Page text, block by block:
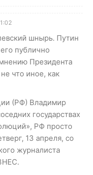
шнырь. Путин
публично
Президента
что иное, как
(РФ) Владимир
государствах
РФ просто
13 апреля, со
журналиста